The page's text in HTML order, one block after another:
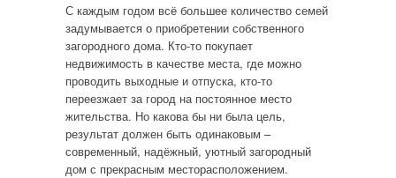
С каждым годом всё большее количество семей
задумывается о приобретении собственного
загородного дома. Кто-то покупает
недвижимость в качестве места, где можно
проводить выходные и отпуска, кто-то
переезжает за город на постоянное место
жительства. Но какова бы ни была цель,
результат должен быть одинаковым –
современный, надёжный, уютный загородный
дом с прекрасным месторасположением.